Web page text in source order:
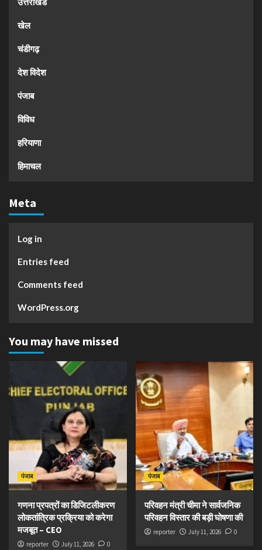
खेल
चंडीगढ़
देश विदेश
पंजाब
विविध
हरियाणा
हिमाचल
Meta
Log in
Entries feed
Comments feed
WordPress.org
You may have missed
पंजाब
गणना प्रपत्रों का डिजिटलीकरण
लोकतांत्रिक प्रक्रिया को करेगा
मजबूत – CEO
reporter July 11, 2026 0
पंजाब
परिवहन मंत्री चीमा ने सार्वजनिक
परिवहन विस्तार की बड़ी घोषणा की
reporter July 11, 2026 0